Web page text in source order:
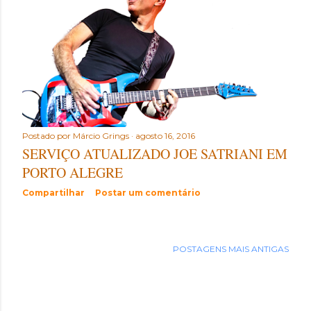
e
n
s
Postado por Márcio Grings agosto 16, 2016
SERVIÇO ATUALIZADO JOE SATRIANI EM
PORTO ALEGRE
Compartilhar Postar um comentário
POSTAGENS MAIS ANTIGAS